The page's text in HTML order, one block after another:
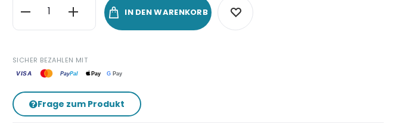
Bernstein
Delfin
Kugel
Cognac
IN DEN WARENKORB
SICHER BEZAHLEN MIT
VISA PayPal Pay GPay
Frage zum Produkt